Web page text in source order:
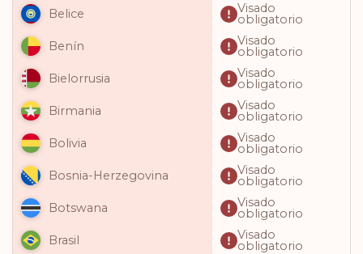
Belice
Visado
obligatorio
Benín
Visado
obligatorio
Bielorrusia
Visado
obligatorio
Birmania
Visado
obligatorio
Bolivia
Visado
obligatorio
Bosnia-Herzegovina
Visado
obligatorio
Botswana
Visado
obligatorio
Brasil
Visado
obligatorio